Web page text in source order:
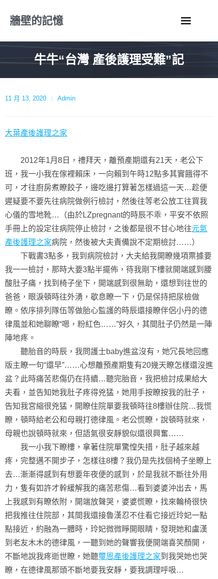
牆壁的記憶
牛牛“台灣 產後護理受難”記
11 月 13, 2020 Admin
大葉產後護理之家
2012年1月8日，禮拜天，離預產期還有21天，老公下
班，我一小我在傢裡賴床，一向賴到午時12點多其實餓得不
可，才往廚房煮瞭餃子，邊吃邊打算著怎樣過這一天…趁便
遲疑要不要先往病院做例行檢討，然後往等老公放工往買我
心儀的雪地靴…（由於LZpregnant的時辰不乖，平安不依照
手冊上的設定往病院停止檢討，之後都是很不甘心地往元氣
產後護理之家病院，然後被大夫責備說不定期檢討……）
下戰書3點多，我到病院檢討，大夫給我開瞭幾項票據要
我一一檢討，那時大要3點半擺佈，待我剛下樓就開端感到腰
酸肚子痛，找到椅子坐下，開端感到很無助，還想到往世的
爸爸，眼淚頓時往外湧，歇息瞭一下，仍是保持把尿檢做
瞭。依序排列隊伍等做胎心監護的時辰還接瞭伴侶小丹的德
律風並和她聊瞭“嗯，粉紅色……”好久，其間肚子仍然是一陣
陣地疼。
聽胎音的時辰，我問護士baby進盆沒有，她冗長地回應
版主瞭一句“還早”……心想離預產期隻有20幾天瞭怎樣還沒進
盆？此時痛苦悲傷仍在持續…聽完胎音，我把檢討成果給大
夫看，並告知她我肚子疼得兇猛，她用手按瞭按我的肚子，
告知我宮縮很兇猛，開瞭住院單要我頓時往8樓辦住院…我慌
瞭，頓時給老公和母親打德律風。老公慌瞭，說頓時就來，
母親也說頓時就來，但語氣很安靜貌似還很興奮……
我一小我下瞭樓，拿著住院單驚惶失措，肚子越來越
疼，完整邁不開步子，怎樣往8樓？我仍是先找個椅子坐瞭上
去…漸漸得感到有想要年夜便的感到，於是我就不斷往外用
力，隻有如許才幹緩解我的痛苦悲傷…看到婆婆沖出去，馬
上我感到有瞭依附，開端放聲哭，婆婆慌瞭，找來輪椅很快
把我推往住院部，其間我還接魯漢忍不住看它接近玲妃一點
點接近，約融為一體時，玲妃微微睜開眼睛，發現她和盧漢
到老友木木的德律風，一聽到她的聲響我便開端喜笑顏開，
不斷地說我疼逝世瞭，她聽璽恩產後護理之家到我哭她也哭
瞭，在德律風那頭不斷地要我安靜，要我調理呼吸…